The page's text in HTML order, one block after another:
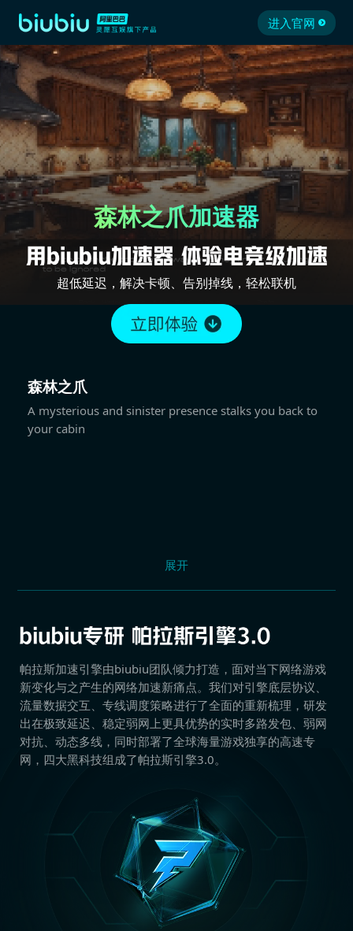
进入官网
森林之爪加速器
超低延迟，解决卡顿、告别掉线，轻松联机
森林之爪
A mysterious and sinister presence stalks you back to
your cabin
展开
帕拉斯加速引擎由biubiu团队倾力打造，面对当下网络游戏
新变化与之产生的网络加速新痛点。我们对引擎底层协议、
流量数据交互、专线调度策略进行了全面的重新梳理，研发
出在极致延迟、稳定弱网上更具优势的实时多路发包、弱网
对抗、动态多线，同时部署了全球海量游戏独享的高速专
网，四大黑科技组成了帕拉斯引擎3.0。